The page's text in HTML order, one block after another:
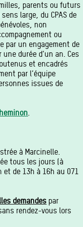
parents ou futurs
large, du CPAS de
non
ou
un engagement de
durée d’un an. Ces
et encadrés
par l’équipe
issues de
.
à Marcinelle.
tous les jours (à
de 13h à 16h au 071
demandes par
rendez-vous lors